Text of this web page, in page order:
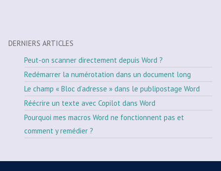
DERNIERS ARTICLES
Peut-on scanner directement depuis Word ?
Redémarrer la numérotation dans un document long
Le champ « Bloc d’adresse » dans le publipostage Word
Réécrire un texte avec Copilot dans Word
Pourquoi mes macros Word ne fonctionnent pas et
comment y remédier ?